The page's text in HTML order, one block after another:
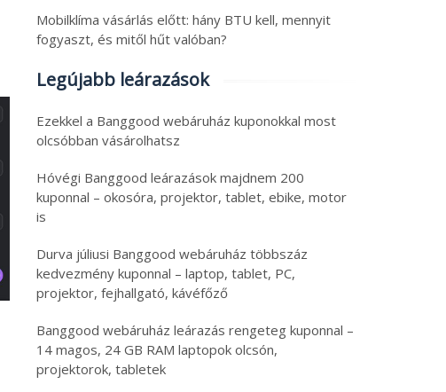
Mobilklíma vásárlás előtt: hány BTU kell, mennyit
fogyaszt, és mitől hűt valóban?
Legújabb leárazások
Ezekkel a Banggood webáruház kuponokkal most
olcsóbban vásárolhatsz
Hóvégi Banggood leárazások majdnem 200
kuponnal – okosóra, projektor, tablet, ebike, motor
is
Durva júliusi Banggood webáruház többszáz
kedvezmény kuponnal – laptop, tablet, PC,
projektor, fejhallgató, kávéfőző
Banggood webáruház leárazás rengeteg kuponnal –
14 magos, 24 GB RAM laptopok olcsón,
projektorok, tabletek